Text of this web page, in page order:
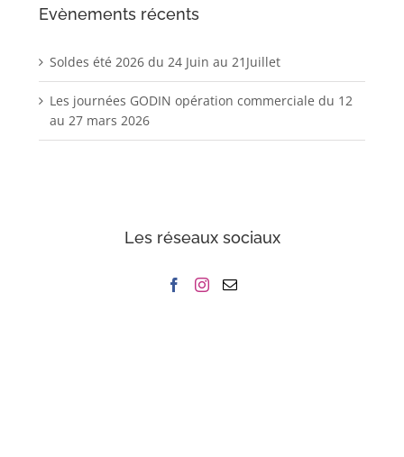
Evènements récents
Soldes été 2026 du 24 Juin au 21Juillet
Les journées GODIN opération commerciale du 12
au 27 mars 2026
Les réseaux sociaux